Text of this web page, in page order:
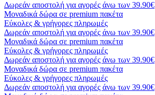
Δωρεάν αποστολή για αγορές άνω των 39.90€
Μοναδικά δώρα σε premium πακέτα
Εύκολες & γρήγορες πληρωμές
Δωρεάν αποστολή για αγορές άνω των 39.90€
Μοναδικά δώρα σε premium πακέτα
Εύκολες & γρήγορες πληρωμές
Δωρεάν αποστολή για αγορές άνω των 39.90€
Μοναδικά δώρα σε premium πακέτα
Εύκολες & γρήγορες πληρωμές
Δωρεάν αποστολή για αγορές άνω των 39.90€